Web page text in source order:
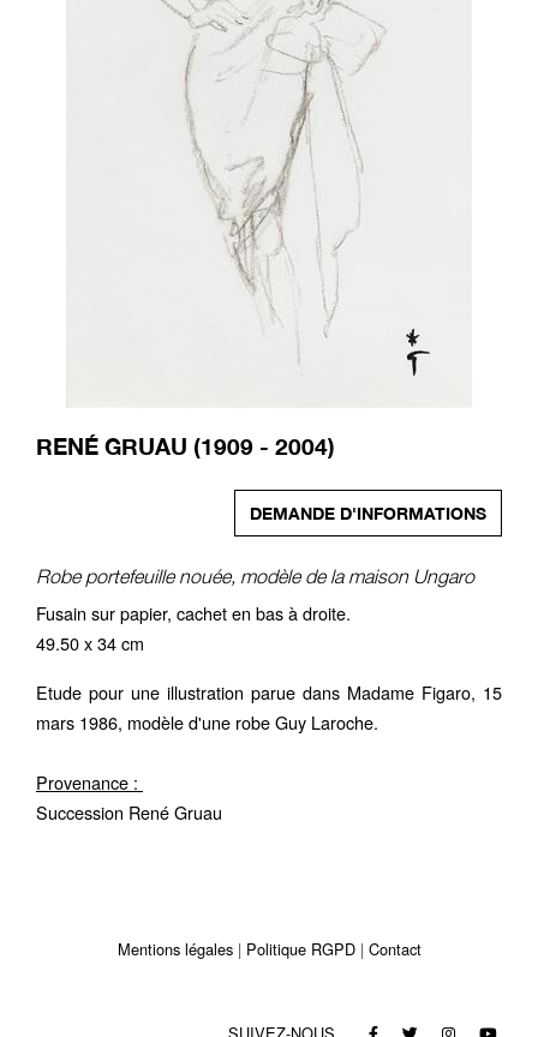
RENÉ GRUAU (1909 - 2004)
DEMANDE D'INFORMATIONS
Robe portefeuille nouée, modèle de la maison Ungaro
Fusain sur papier, cachet en bas à droite.
49.50 x 34 cm
Etude pour une illustration parue dans Madame Figaro, 15
mars 1986, modèle d'une robe Guy Laroche.
Provenance :
Succession René Gruau
Mentions légales Politique RGPD Contact